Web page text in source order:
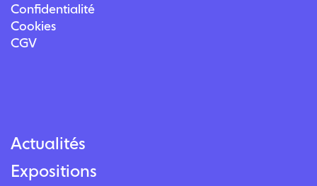
Confidentialité
Cookies
CGV
Actualités
Expositions